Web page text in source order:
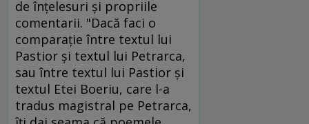
de înţelesuri şi propriile
comentarii. "Dacă faci o
comparaţie între textul lui
Pastior şi textul lui Petrarca,
sau între textul lui Pastior şi
textul Etei Boeriu, care l-a
tradus magistral pe Petrarca,